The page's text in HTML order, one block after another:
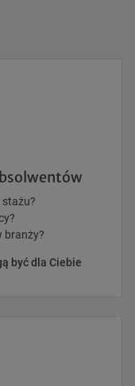
branży?
być dla Ciebie